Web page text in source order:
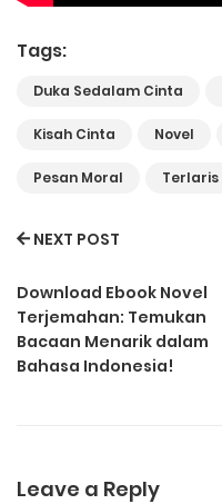
Tags:
Duka Sedalam Cinta
Kisah Cinta Novel
Pesan Moral Terlaris
NEXT POST
Download Ebook Novel
Terjemahan: Temukan
Bacaan Menarik dalam
Bahasa Indonesia!
Leave a Reply